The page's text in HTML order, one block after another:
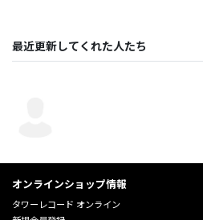
最近更新してくれた人たち
オンラインショップ情報
タワーレコード オンライン